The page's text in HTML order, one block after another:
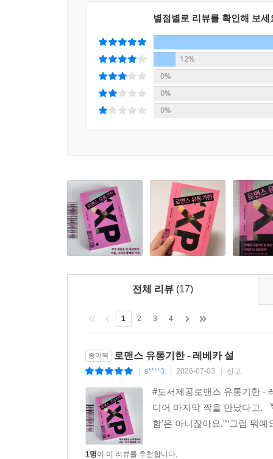
“우린 모두 언젠가는 떠나. 매일매일 그날에 조금
거니? 오늘을 살아갈 거니, 아니면 천천히 죽어갈
모든 감정의 결을 깊게 들여다보고, 사랑 앞에서
것은 결국엔 끝난다는 명제가 아니라 그 시간
하루하루를 충실히 살아가는 삶의 태도처럼, 결
사랑의 형태를 통해 독자는 자신의 실패한 연애
애정과 배려가 존재했다는 사실을 반추하게 될
별점별로 리뷰를 확인해 보세
12%
0%
0%
0%
전체 리뷰 (17)
1 2 3 4
종이책 로맨스 유통기한 - 레베카 설
s****3 2026-07-03 신고
#도서제공로맨스 유통기한
디어 마지막 짝을 만났다고
함’은 아니잖아요.”“그럼 뭐
1명이 이 리뷰를 추천합니다.